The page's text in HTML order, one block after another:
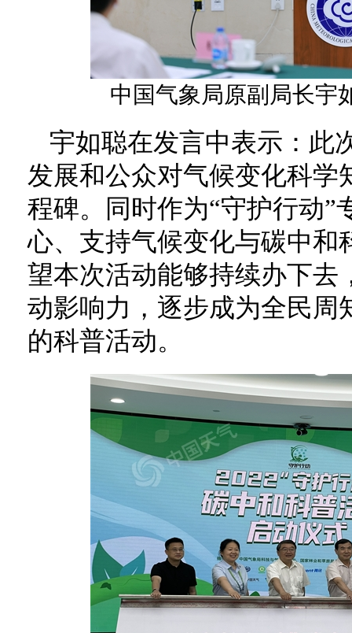
中国气象局原副局长宇
宇如聪在发言中表示：此
发展和公众对气候变化科学
程碑。同时作为“守护行动”
心、支持气候变化与碳中和
望本次活动能够持续办下去
动影响力，逐步成为全民周
的科普活动。